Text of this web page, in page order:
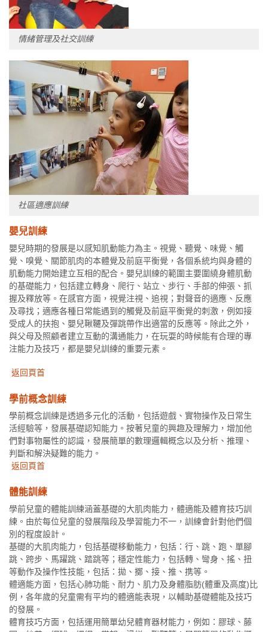
情緒管理及社交訓練
社區適應訓練
嬰兒訓練
嬰兒時期的發展是以感知肌動能力為主。視覺、聽覺、味覺、觸
覺、嗅覺、關節肌肉的本體覺及前庭平衡覺，各個系統均與身體的
肌動能力開始建立互相的配合。嬰兒訓練的範圍主要圍繞身體肌動
的基礎能力，包括建立轉身、爬行、站立、步行、手部的伸張、抓
握及釋放等。在感官方面，視覺注視、追視；對聲音的適應、反應
及尋找；適應各種日常能遇到的觸覺及前庭平衡覺的刺激，例如接
受成人的扶抱、嬰兒鞦韆及彈跳帶作出適當的反應等。除此之外，
與父母及照顧者建立互動的溝通能力，在玩耍的時候能有合理的專
注能力及技巧，都是嬰兒訓練的重要元素。
返回頁首
學前概念訓練
學前概念訓練是透過多元化的活動，包括遊戲、實物操作及日常生
活經驗等，發展基礎認知能力。按著兒童的興趣及理解力，增加他
們對事物屬性的認識，發展簡單的數理邏輯概念以及分析、推理、
判斷和解決疑難的能力。
返回頁首
體能訓練
學前兒童的體能訓練涵蓋基礎的大肌肉能力，體適能及體育技巧訓
練。由於每位兒童的發展階段及學習能力不一，訓練會針對他們個
別的程度設計。
基礎的大肌肉能力，包括基礎移動能力，包括：行、跳、跑、單腳
跳、跨步、馬躍跳、踏跳等；穩定性能力，包括轉、彎身、搖、扭
等動作及操作性技能，包括：拋、擲、接、推、携等。
體適能方面，包括心肺功能、耐力、肌力及身體脂肪(體重及高度)比
例，各年歲的兒童需有平均的體適能表現，以輔助基礎體能及技巧
的發展。
體育技巧方面，包括運用簡單幼兒體育器材能力，例如：膠球、藤